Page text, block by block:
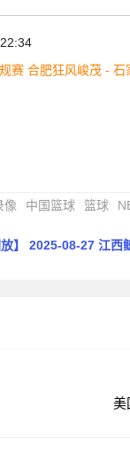
赛 合肥狂风峻茂 - 石
像 中国篮球 篮球
08-27 江西鲸裕清酒vs
美